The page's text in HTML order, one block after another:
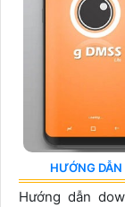
HƯỚNG
Hướng dẫn